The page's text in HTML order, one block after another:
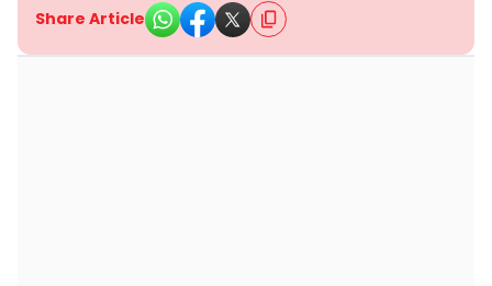
Share Article